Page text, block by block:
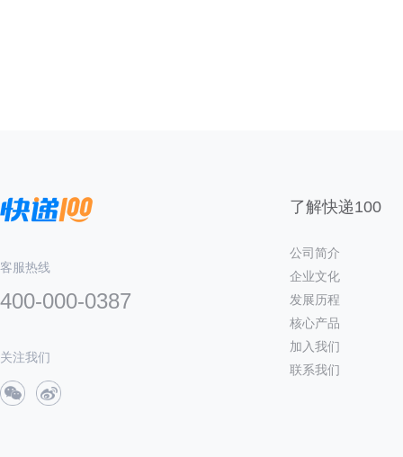
客服热线
400-000-0387
关注我们
了解快递100
公司简介
企业文化
发展历程
核心产品
加入我们
联系我们